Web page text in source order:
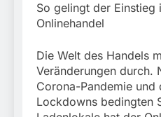
So gelingt der Einstieg
Onlinehandel
Die Welt des Handels
Veränderungen durch.
Corona-Pandemie und
Lockdowns bedingten